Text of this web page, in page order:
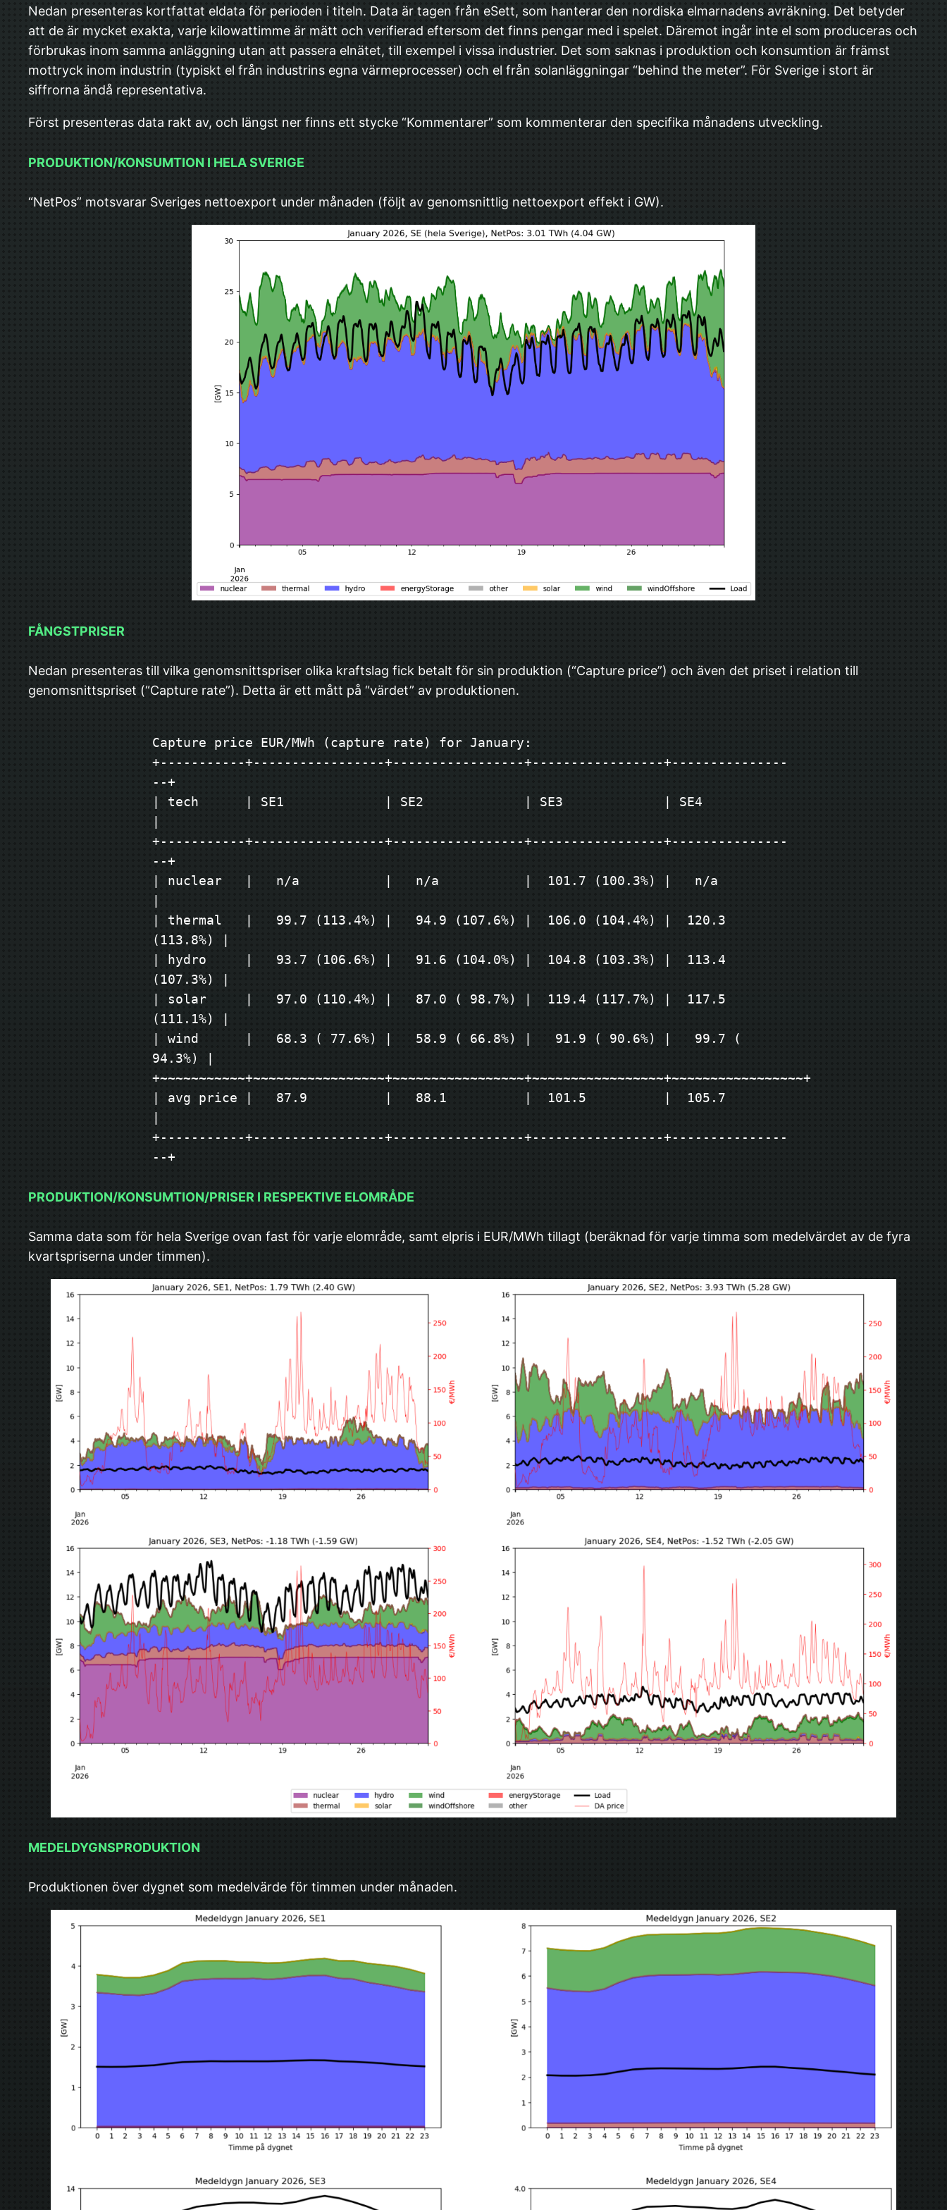
Nedan presenteras kortfattat eldata för perioden i titeln. Data är tagen från eSett, som hanterar den nordiska elmarnadens avräkning. Det betyder
att de är mycket exakta, varje kilowattimme är mätt och verifierad eftersom det finns pengar med i spelet. Däremot ingår inte el som produceras och
förbrukas inom samma anläggning utan att passera elnätet, till exempel i vissa industrier. Det som saknas i produktion och konsumtion är främst
mottryck inom industrin (typiskt el från industrins egna värmeprocesser) och el från solanläggningar “behind the meter”. För Sverige i stort är
siffrorna ändå representativa.
Först presenteras data rakt av, och längst ner finns ett stycke “Kommentarer” som kommenterar den specifika månadens utveckling.
PRODUKTION/KONSUMTION I HELA SVERIGE
“NetPos” motsvarar Sveriges nettoexport under månaden (följt av genomsnittlig nettoexport effekt i GW).
FÅNGSTPRISER
Nedan presenteras till vilka genomsnittspriser olika kraftslag fick betalt för sin produktion (“Capture price”) och även det priset i relation till
genomsnittspriset (“Capture rate”). Detta är ett mått på “värdet” av produktionen.
Capture price EUR/MWh (capture rate) for January:
+-----------+-----------------+-----------------+-----------------+---------------
--+
| tech      | SE1             | SE2             | SE3             | SE4
+-----------+-----------------+-----------------+-----------------+---------------
--+
| nuclear   |   n/a           |   n/a           |  101.7 (100.3%) |   n/a
| thermal   |   99.7 (113.4%) |   94.9 (107.6%) |  106.0 (104.4%) |  120.3
(113.8%) |
| hydro     |   93.7 (106.6%) |   91.6 (104.0%) |  104.8 (103.3%) |  113.4
(107.3%) |
| solar     |   97.0 (110.4%) |   87.0 ( 98.7%) |  119.4 (117.7%) |  117.5
(111.1%) |
| wind      |   68.3 ( 77.6%) |   58.9 ( 66.8%) |   91.9 ( 90.6%) |   99.7 (
94.3%) |
+~~~~~~~~~~~+~~~~~~~~~~~~~~~~~+~~~~~~~~~~~~~~~~~+~~~~~~~~~~~~~~~~~+~~~~~~~~~~~~~~~~~+
| avg price |   87.9          |   88.1          |  101.5          |  105.7
+-----------+-----------------+-----------------+-----------------+---------------
--+
PRODUKTION/KONSUMTION/PRISER I RESPEKTIVE ELOMRÅDE
Samma data som för hela Sverige ovan fast för varje elområde, samt elpris i EUR/MWh tillagt (beräknad för varje timma som medelvärdet av de fyra
kvartspriserna under timmen).
MEDELDYGNSPRODUKTION
Produktionen över dygnet som medelvärde för timmen under månaden.